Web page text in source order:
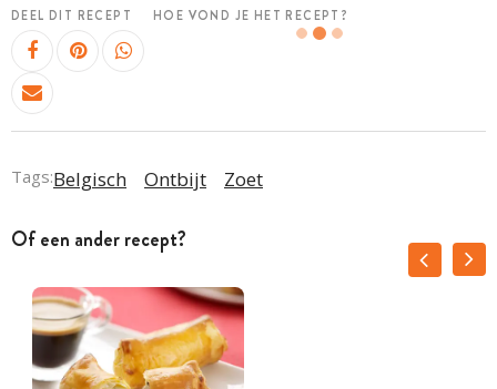
DEEL DIT RECEPT HOE VOND JE HET RECEPT?
Tags:Belgisch Ontbijt Zoet
Of een ander recept?